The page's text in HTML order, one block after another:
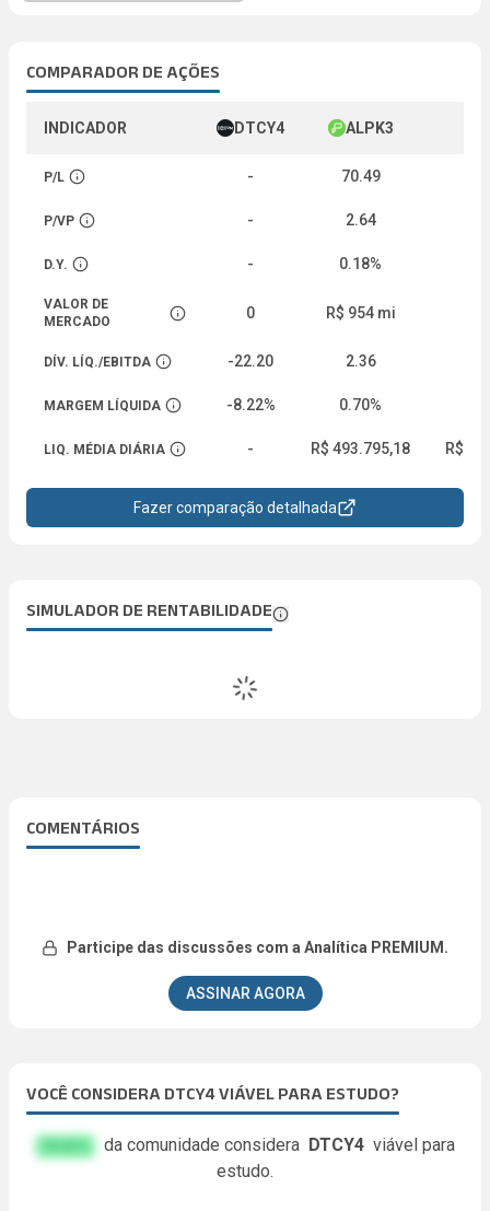
COMPARADOR DE AÇÕES
INDICADOR DTCY4 ALPK3
P/L
Abrir descrição
- 70.49
P/VP
Abrir descrição
- 2.64
D.Y.
Abrir descrição
- 0.18%
VALOR DE
MERCADO
Abrir descrição
0 R$ 954 mi
DÍV. LÍQ./EBITDA
Abrir descrição
-22.20 2.36
MARGEM LÍQUIDA
Abrir descrição
-8.22% 0.70%
LIQ. MÉDIA DIÁRIA
Abrir descrição
- R$ 493.795,18 R$
Fazer comparação detalhada
SIMULADOR DE RENTABILIDADE
COMENTÁRIOS
Participe das discussões com a Analítica PREMIUM.
ASSINAR AGORA
VOCÊ CONSIDERA DTCY4 VIÁVEL PARA ESTUDO?
da comunidade considera DTCY4 viável para
estudo.